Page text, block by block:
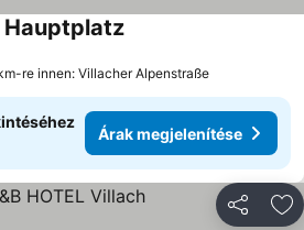
Hauptplatz
re innen: Villacher Alpenstraße
Árak megjelenítése